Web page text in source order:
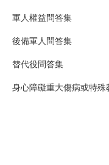
軍人權益問答集
後備軍人問答集
替代役問答集
身心障礙重大傷病或特